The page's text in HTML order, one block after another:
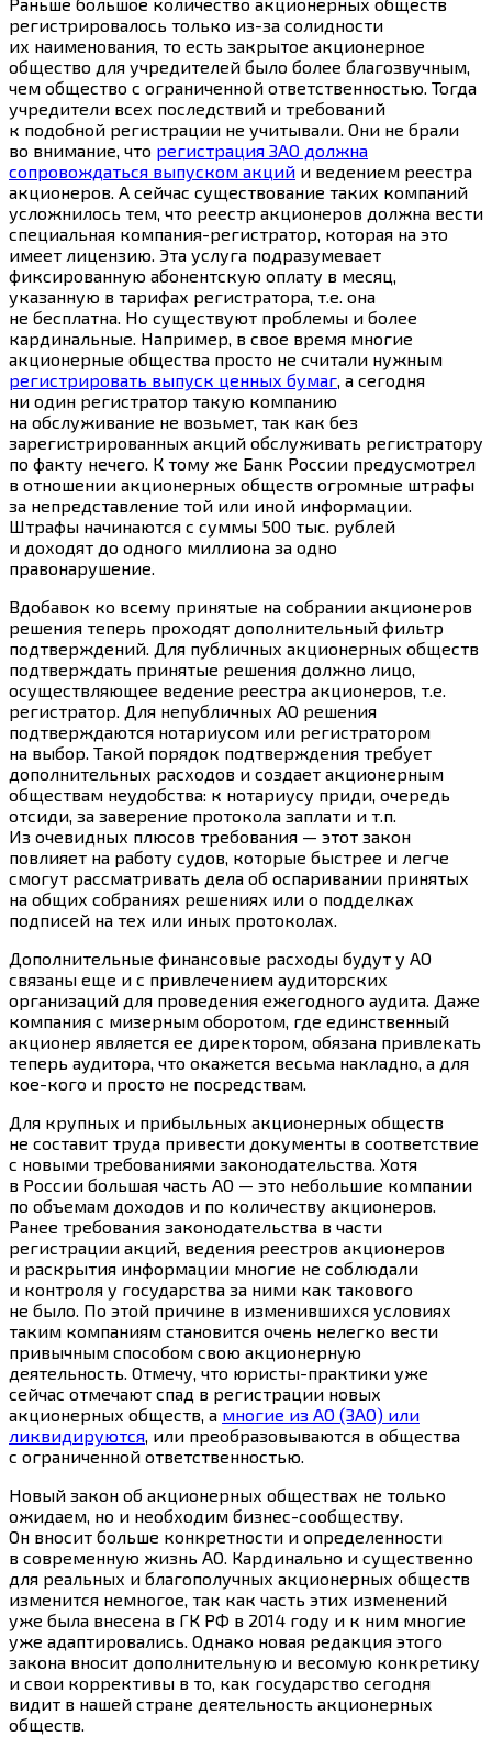
регистрировалось только из-за солидности
их наименования, то есть закрытое акционерное
общество для учредителей было более благозвучным,
чем общество с ограниченной ответственностью. Тогда
учредители всех последствий и требований
к подобной регистрации не учитывали. Они не брали
во внимание, что регистрация ЗАО должна
сопровождаться выпуском акций и ведением реестра
акционеров. А сейчас существование таких компаний
усложнилось тем, что реестр акционеров должна вести
специальная компания-регистратор, которая на это
имеет лицензию. Эта услуга подразумевает
фиксированную абонентскую оплату в месяц,
указанную в тарифах регистратора, т.е. она
не бесплатна. Но существуют проблемы и более
кардинальные. Например, в свое время многие
акционерные общества просто не считали нужным
регистрировать выпуск ценных бумаг, а сегодня
ни один регистратор такую компанию
на обслуживание не возьмет, так как без
зарегистрированных акций обслуживать регистратору
по факту нечего. К тому же Банк России предусмотрел
в отношении акционерных обществ огромные штрафы
за непредставление той или иной информации.
Штрафы начинаются с суммы 500 тыс. рублей
и доходят до одного миллиона за одно
правонарушение.
Вдобавок ко всему принятые на собрании акционеров
решения теперь проходят дополнительный фильтр
подтверждений. Для публичных акционерных обществ
подтверждать принятые решения должно лицо,
осуществляющее ведение реестра акционеров, т.е.
регистратор. Для непубличных АО решения
подтверждаются нотариусом или регистратором
на выбор. Такой порядок подтверждения требует
дополнительных расходов и создает акционерным
обществам неудобства: к нотариусу приди, очередь
отсиди, за заверение протокола заплати и т.п.
Из очевидных плюсов требования — этот закон
повлияет на работу судов, которые быстрее и легче
смогут рассматривать дела об оспаривании принятых
на общих собраниях решениях или о подделках
подписей на тех или иных протоколах.
Дополнительные финансовые расходы будут у АО
связаны еще и с привлечением аудиторских
организаций для проведения ежегодного аудита. Даже
компания с мизерным оборотом, где единственный
акционер является ее директором, обязана привлекать
теперь аудитора, что окажется весьма накладно, а для
кое-кого и просто не посредствам.
Для крупных и прибыльных акционерных обществ
не составит труда привести документы в соответствие
с новыми требованиями законодательства. Хотя
в России большая часть АО — это небольшие компании
по объемам доходов и по количеству акционеров.
Ранее требования законодательства в части
регистрации акций, ведения реестров акционеров
и раскрытия информации многие не соблюдали
и контроля у государства за ними как такового
не было. По этой причине в изменившихся условиях
таким компаниям становится очень нелегко вести
привычным способом свою акционерную
деятельность. Отмечу, что юристы-практики уже
сейчас отмечают спад в регистрации новых
акционерных обществ, а многие из АО (ЗАО) или
ликвидируются, или преобразовываются в общества
с ограниченной ответственностью.
Новый закон об акционерных обществах не только
ожидаем, но и необходим бизнес-сообществу.
Он вносит больше конкретности и определенности
в современную жизнь АО. Кардинально и существенно
для реальных и благополучных акционерных обществ
изменится немногое, так как часть этих изменений
уже была внесена в ГК РФ в 2014 году и к ним многие
уже адаптировались. Однако новая редакция этого
закона вносит дополнительную и весомую конкретику
и свои коррективы в то, как государство сегодня
видит в нашей стране деятельность акционерных
обществ.